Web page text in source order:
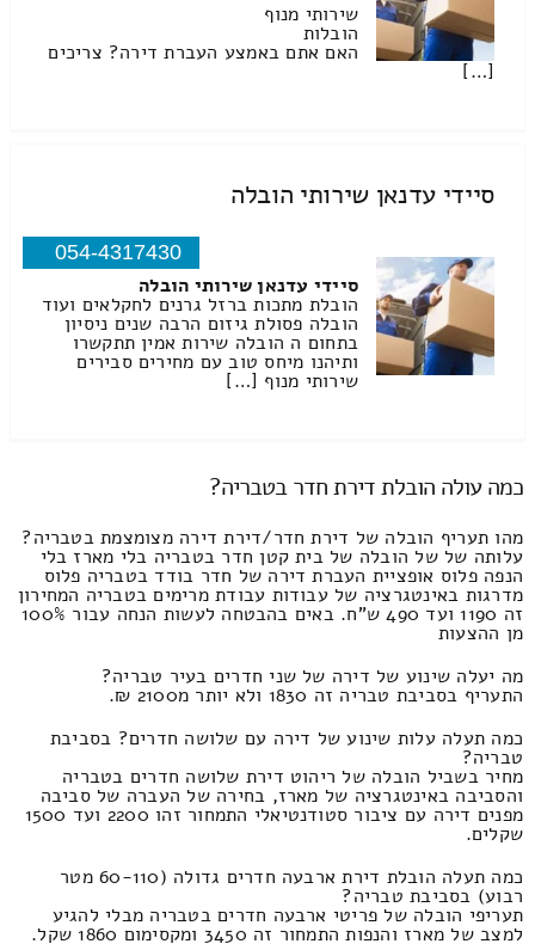
שירותי מנוף
הובלות
האם אתם באמצע העברת דירה? צריכים
[…]
סיידי עדנאן שירותי הובלה
054-4317430
סיידי עדנאן שירותי הובלה
הובלת מתכות ברזל גרנים לחקלאים ועוד
הובלה פסולת גיזום הרבה שנים ניסיון
בתחום ה הובלה שירות אמין תתקשרו
ותיהנו מיחס טוב עם מחירים סבירים
שירותי מנוף […]
כמה עולה הובלת דירת חדר בטבריה?
מהו תעריף הובלה של דירת חדר/דירת דירה מצומצמת בטבריה?
עלותה של של הובלה של בית קטן חדר בטבריה בלי מארז בלי
הנפה פלוס אופציית העברת דירה של חדר בודד בטבריה פלוס
מדרגות באינטגרציה של עבודות עבודת מרימים בטבריה המחירון
זה 1190 ועד 490 ש"ח. באים בהבטחה לעשות הנחה עבור 100%
מן ההצעות
מה יעלה שינוע של דירה של שני חדרים בעיר טבריה?
התעריף בסביבת טבריה זה 1830 ולא יותר מ2100 ₪.
כמה תעלה עלות שינוע של דירה עם שלושה חדרים? בסביבת
טבריה?
מחיר בשביל הובלה של ריהוט דירת שלושה חדרים בטבריה
והסביבה באינטגרציה של מארז, בחירה של העברה של סביבה
מפנים דירה עם ציבור סטודנטיאלי התמחור זהו 2200 ועד 1500
שקלים.
כמה תעלה הובלת דירת ארבעה חדרים גדולה (60-110 מטר
רבוע) בסביבת טבריה?
תעריפי הובלה של פריטי ארבעה חדרים בטבריה מבלי להגיע
למצב של מארז והנפות התמחור זה 3450 ומקסימום 1860 שקל.